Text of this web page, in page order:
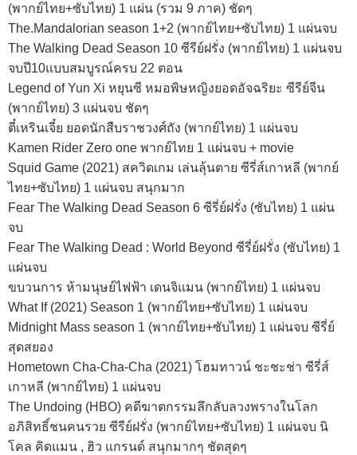
(พากย์ไทย+ซับไทย) 1 แผ่น (รวม 9 ภาค) ชัดๆ
The.Mandalorian season 1+2 (พากย์ไทย+ซับไทย) 1 แผ่นจบ
The Walking Dead Season 10 ซีรีย์ฝรั่ง (พากย์ไทย) 1 แผ่นจบ
จบปี10แบบสมบูรณ์ครบ 22 ตอน
Legend of Yun Xi หยุนซี หมอพิษหญิงยอดอัจฉริยะ ซีรีย์จีน
(พากย์ไทย) 3 แผ่นจบ ชัดๆ
ตี๋เหรินเจี๋ย ยอดนักสืบราชวงศ์ถัง (พากย์ไทย) 1 แผ่นจบ
Kamen Rider Zero one พากย์ไทย 1 แผ่นจบ + movie
Squid Game (2021) สควิดเกม เล่นลุ้นตาย ซีรี่ส์เกาหลี (พากย์
ไทย+ซับไทย) 1 แผ่นจบ สนุกมาก
Fear The Walking Dead Season 6 ซีรี่ย์ฝรั่ง (ซับไทย) 1 แผ่น
จบ
Fear The Walking Dead : World Beyond ซีรี่ย์ฝรั่ง (ซับไทย) 1
แผ่นจบ
ขบวนการ ห้ามนุษย์ไฟฟ้า เดนจิแมน (พากย์ไทย) 1 แผ่นจบ
What If (2021) Season 1 (พากย์ไทย+ซับไทย) 1 แผ่นจบ
Midnight Mass season 1 (พากย์ไทย+ซับไทย) 1 แผ่นจบ ซีรี่ย์
สุดสยอง
Hometown Cha-Cha-Cha (2021) โฮมทาวน์ ชะชะช่า ซีรี่ส์
เกาหลี (พากย์ไทย) 1 แผ่นจบ
The Undoing (HBO) คดีฆาตกรรมลึกลับลวงพรางในโลก
อภิสิทธิ์ชนคนรวย ซีรีย์ฝรั่ง (พากย์ไทย+ซับไทย) 1 แผ่นจบ นิ
โคล คิดแมน , ฮิว แกรนด์ สนุกมากๆ ชัดสุดๆ